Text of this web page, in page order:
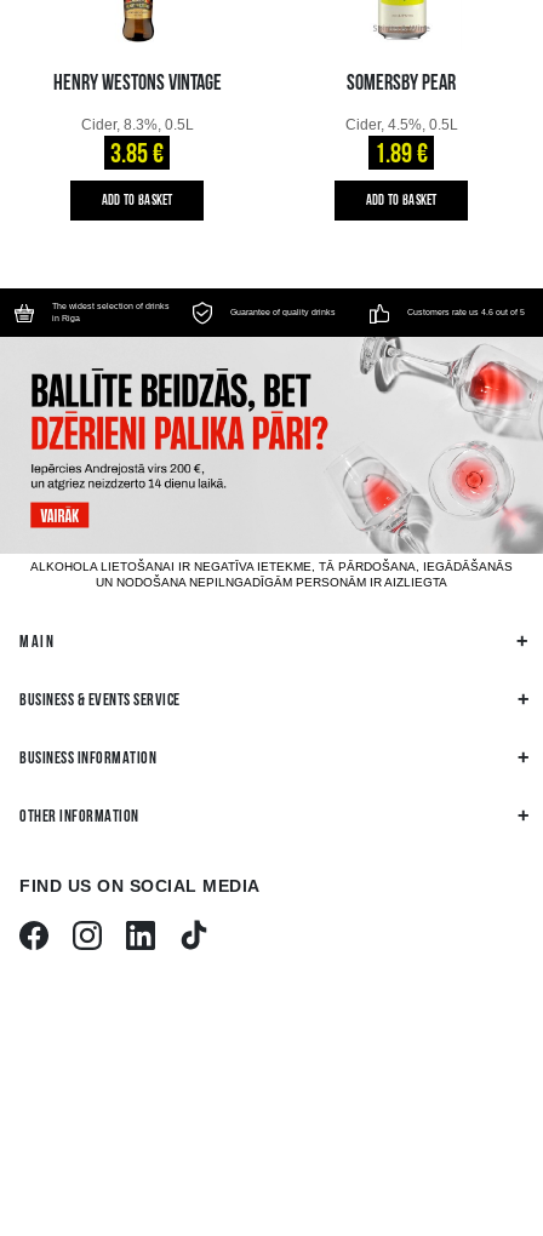
HENRY WESTONS VINTAGE
Cider, 8.3%, 0.5L
3.85 €
ADD TO BASKET
SOMERSBY PEAR
Cider, 4.5%, 0.5L
1.89 €
ADD TO BASKET
The widest selection of drinks
in Riga
Guarantee of quality drinks Customers rate us 4.6 out of 5
ALKOHOLA LIETOŠANAI IR NEGATĪVA IETEKME, TĀ PĀRDOŠANA, IEGĀDĀŠANĀS
UN NODOŠANA NEPILNGADĪGĀM PERSONĀM IR AIZLIEGTA
MAIN
BUSINESS & EVENTS SERVICE
BUSINESS INFORMATION
OTHER INFORMATION
FIND US ON SOCIAL MEDIA